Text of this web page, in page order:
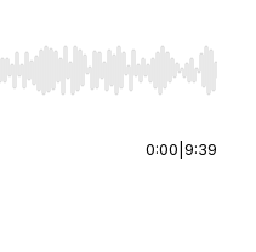
Home/End to jump to
0:00 9:39